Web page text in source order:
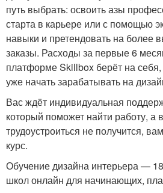
путь выбрать: освоить азы
старта в карьере или с помощью
навыки и претендовать на более
заказы. Расходы за первые 6
платформе Skillbox берёт на
уже начать зарабатывать на
Вас ждёт индивидуальная
который поможет найти работу, а
трудоустроиться не получится,
курс.
Обучение дизайна интерьера —
школ онлайн для начинающих,